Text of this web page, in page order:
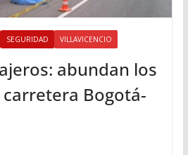
SEGURIDAD VILLAVICENCIO
abundan los
Bogotá-